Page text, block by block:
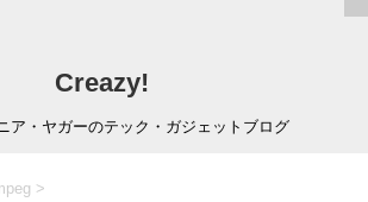
Creazy!
ア・ヤガーのテック・ガジェットブログ
>